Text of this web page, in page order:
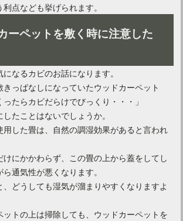
は洗濯だけでは不十分？様々な退治方法
点なども挙げられます。
ーペットを敷く時に注意した
なるカビのお話になります。
きっぱなしになっていたウッドカーペット
たらカビだらけでびっくり・・・」
たことはないでしょうか。
用した畳は、自然の調湿効果があると言われ
にかかわらず、この畳の上から蓋をしてし
通気性が悪くなります。
どうしても湿気が溜まりやすくなりますよ
ットの上は掃除しても、ウッドカーペットを